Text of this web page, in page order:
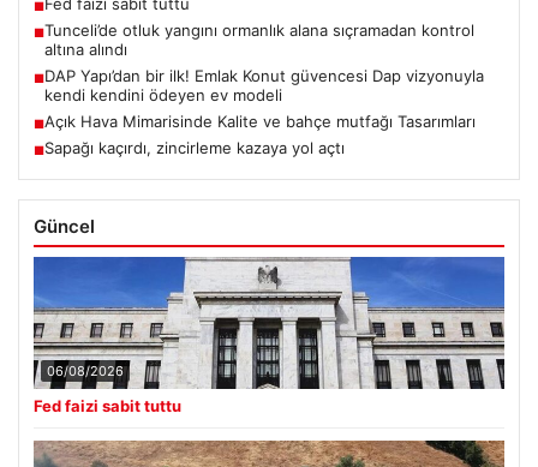
■
■Tunceli’de otluk yangını ormanlık alana sıçramadan kontrol
altına alındı
■DAP Yapı’dan bir ilk! Emlak Konut güvencesi Dap vizyonuyla
kendi kendini ödeyen ev modeli
■Açık Hava Mimarisinde Kalite ve bahçe mutfağı Tasarımları
■Sapağı kaçırdı, zincirleme kazaya yol açtı
Güncel
06/08/2026
Fed faizi sabit tuttu